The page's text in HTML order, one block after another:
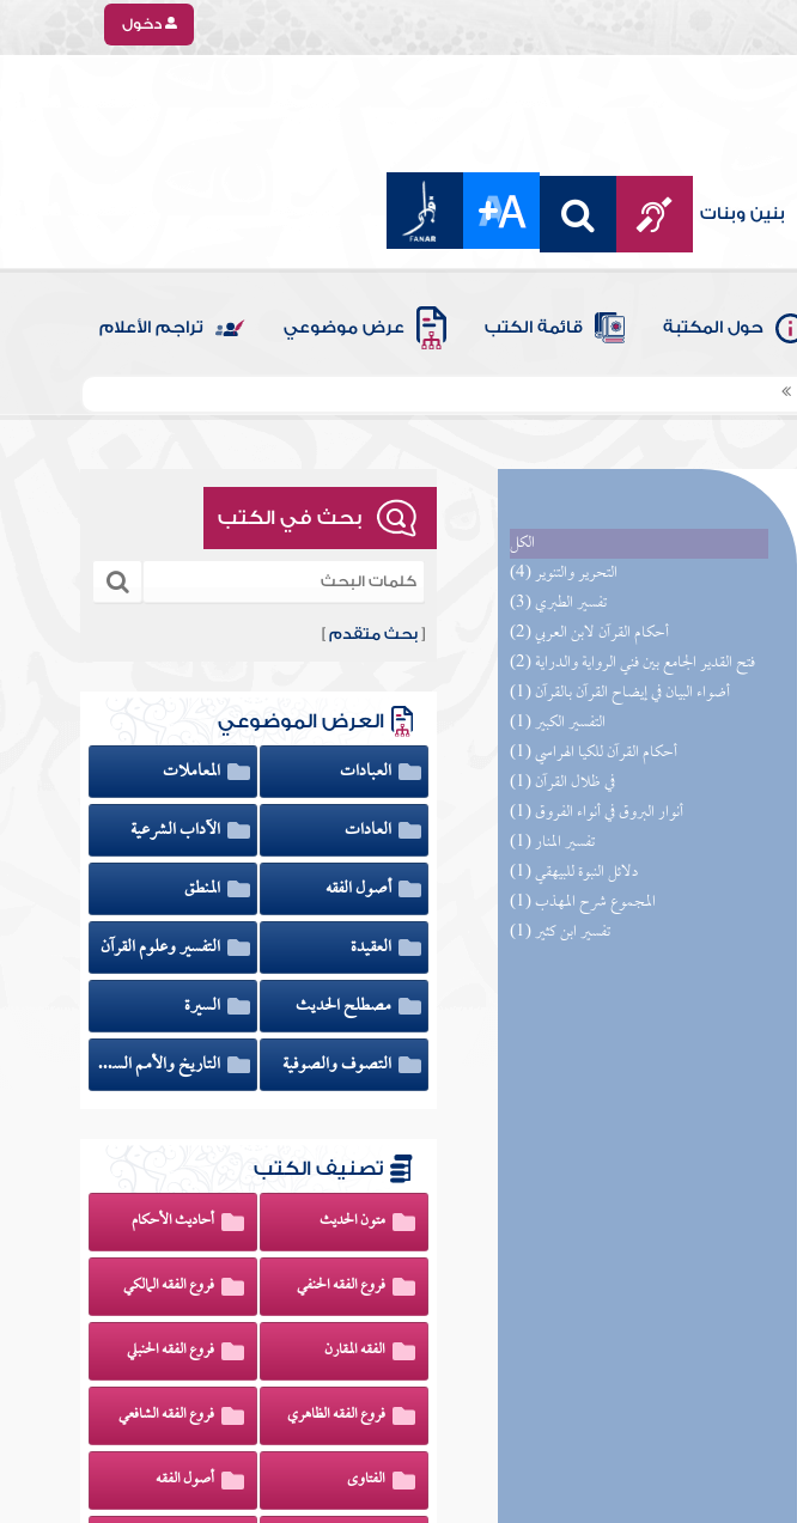
دخول
بنين وبنات
حول المكتبة قائمة الكتب عرض موضوعي تراجم الأعلام
الكل
(4) التحرير والتنوير
(3) تفسير الطبري
(2) أحكام القرآن لابن العربي
(2) فتح القدير الجامع بين فني الرواية والدراية
(1) أضواء البيان في إيضاح القرآن بالقرآن
(1) التفسير الكبير
(1) أحكام القرآن للكيا الهراسي
(1) في ظلال القرآن
(1) أنوار البروق في أنواء الفروق
(1) تفسير المنار
(1) دلائل النبوة للبيهقي
(1) المجموع شرح المهذب
(1) تفسير ابن كثير
بحث في الكتب
[بحث متقدم ]
العرض الموضوعي
العبادات
المعاملات
العادات
الآداب الشرعية
أصول الفقه
المنطق
العقيدة
التفسير وعلوم القرآن
مصطلح الحديث
السيرة
التصوف والصوفية
التاريخ والأمم السابقة
تصنيف الكتب
متون الحديث أحاديث الأحكام
فروع الفقه الحنفي فروع الفقه المالكي
الفقه المقارن فروع الفقه الحنبلي
فروع الفقه الظاهري فروع الفقه الشافعي
الفتاوى أصول الفقه